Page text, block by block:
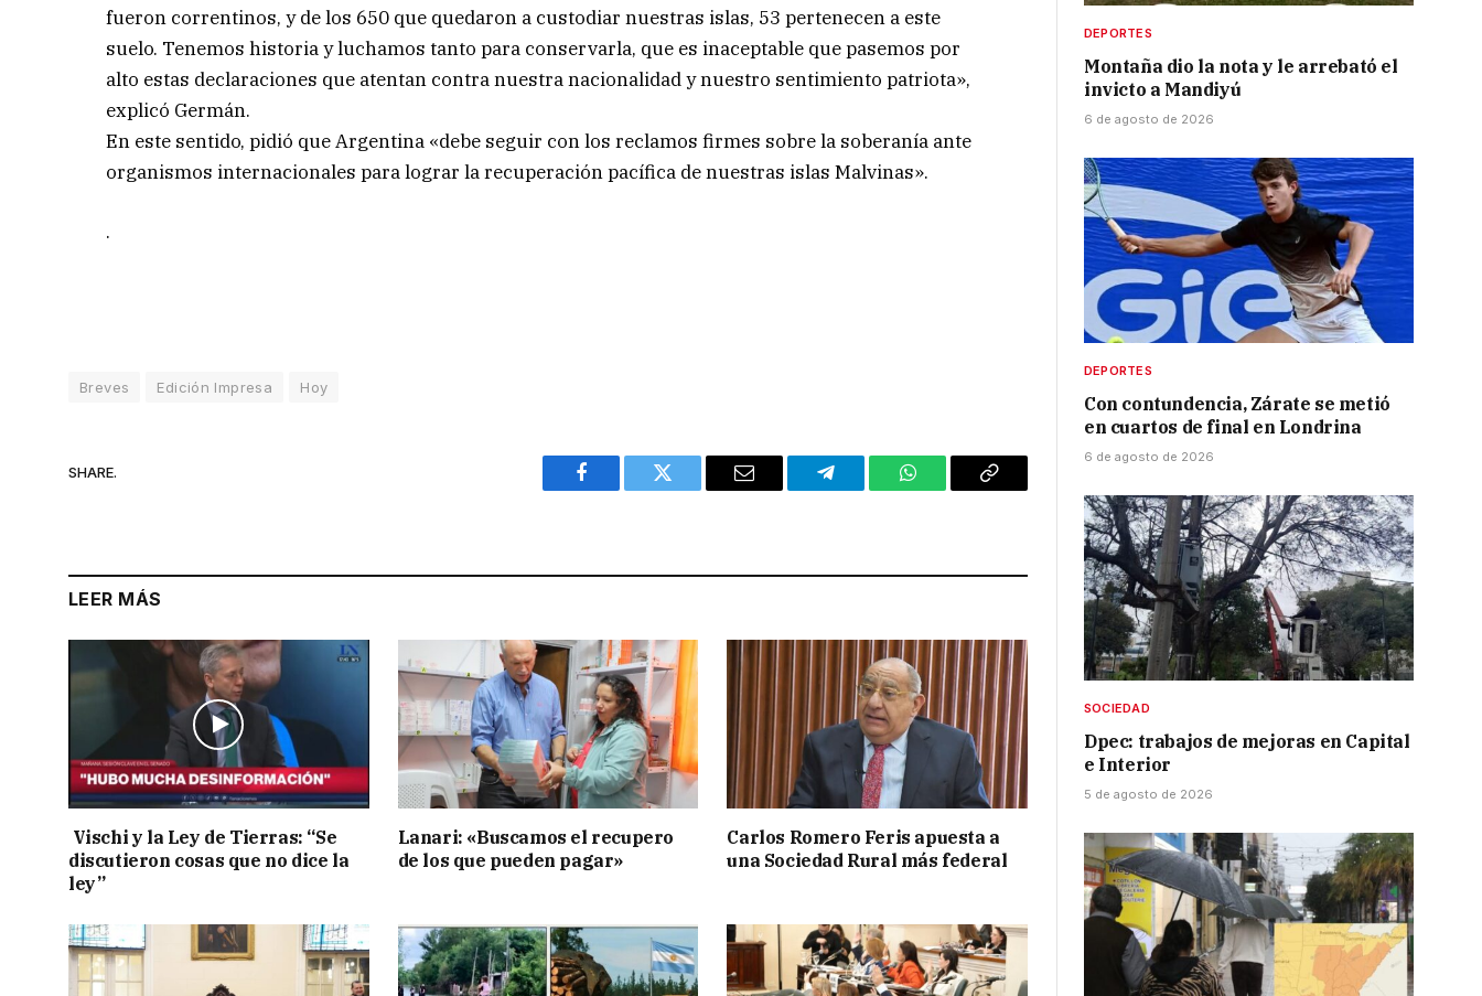
fueron correntinos, y de los 650 que quedaron a custodiar nuestras islas, 53 pertenecen a este
suelo. Tenemos historia y luchamos tanto para conservarla, que es inaceptable que pasemos por
alto estas declaraciones que atentan contra nuestra nacionalidad y nuestro sentimiento patriota»,
explicó Germán.
En este sentido, pidió que Argentina «debe seguir con los reclamos firmes sobre la soberanía ante
organismos internacionales para lograr la recuperación pacífica de nuestras islas Malvinas».
.
Breves Edición Impresa Hoy
SHARE.
Facebook Twitter Email Telegram WhatsAppCopy
LEER MÁS
Vischi y la Ley de Tierras: “Se
discutieron cosas que no dice la
ley”
Lanari: «Buscamos el recupero
de los que pueden pagar»
Carlos Romero Feris apuesta a
una Sociedad Rural más federal
DEPORTES
Montaña dio la nota y le arrebató el
invicto a Mandiyú
6 de agosto de 2026
DEPORTES
Con contundencia, Zárate se metió
en cuartos de final en Londrina
6 de agosto de 2026
SOCIEDAD
Dpec: trabajos de mejoras en Capital
e Interior
5 de agosto de 2026